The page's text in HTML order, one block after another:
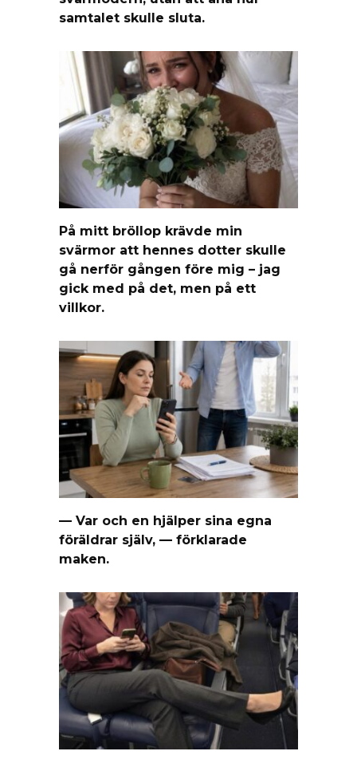
samtalet skulle sluta.
På mitt bröllop krävde min
svärmor att hennes dotter skulle
gå nerför gången före mig – jag
gick med på det, men på ett
villkor.
— Var och en hjälper sina egna
föräldrar själv, — förklarade
maken.